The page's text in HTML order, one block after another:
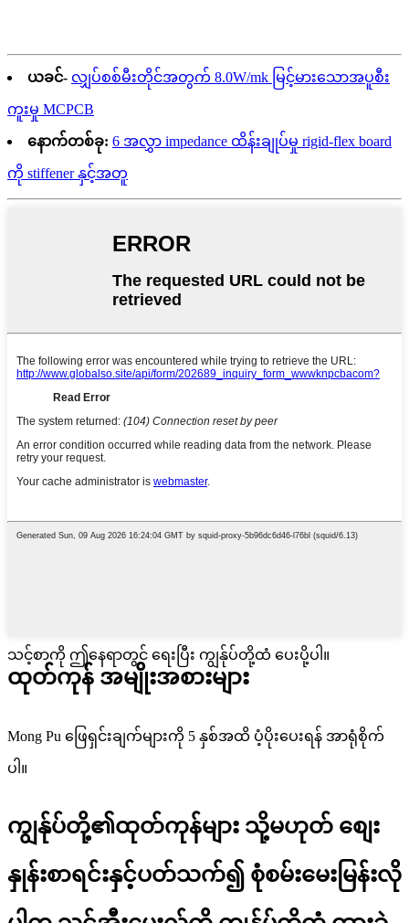
ယခင်- လျှပ်စစ်မီးတိုင်အတွက် 8.0W/mk မြင့်မားသောအပူစီး
ကူးမှု MCPCB
နောက်တစ်ခု: 6 အလွှာ impedance ထိန်းချုပ်မှု rigid-flex board
ကို stiffener နှင့်အတူ
သင့်စာကို ဤနေရာတွင် ရေးပြီး ကျွန်ုပ်တို့ထံ ပေးပို့ပါ။
ထုတ်ကုန် အမျိုးအစားများ
Mong Pu ဖြေရှင်းချက်များကို 5 နှစ်အထိ ပံ့ပိုးပေးရန် အာရုံစိုက်
ပါ။
ကျွန်ုပ်တို့၏ထုတ်ကုန်များ သို့မဟုတ် စျေး
နှုန်းစာရင်းနှင့်ပတ်သက်၍ စုံစမ်းမေးမြန်းလို